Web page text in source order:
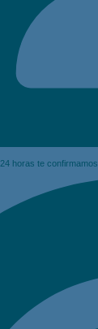
horas te confirmamos